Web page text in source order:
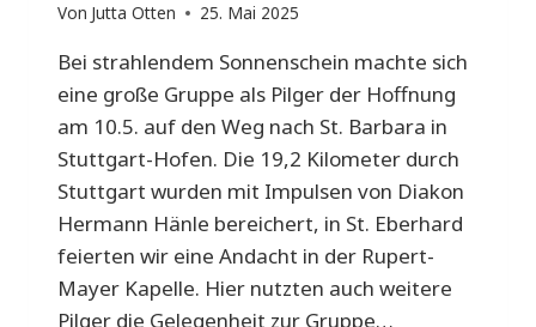
Von Jutta Otten 25. Mai 2025
Bei strahlendem Sonnenschein machte sich
eine große Gruppe als Pilger der Hoffnung
am 10.5. auf den Weg nach St. Barbara in
Stuttgart-Hofen. Die 19,2 Kilometer durch
Stuttgart wurden mit Impulsen von Diakon
Hermann Hänle bereichert, in St. Eberhard
feierten wir eine Andacht in der Rupert-
Mayer Kapelle. Hier nutzten auch weitere
Pilger die Gelegenheit zur Gruppe…